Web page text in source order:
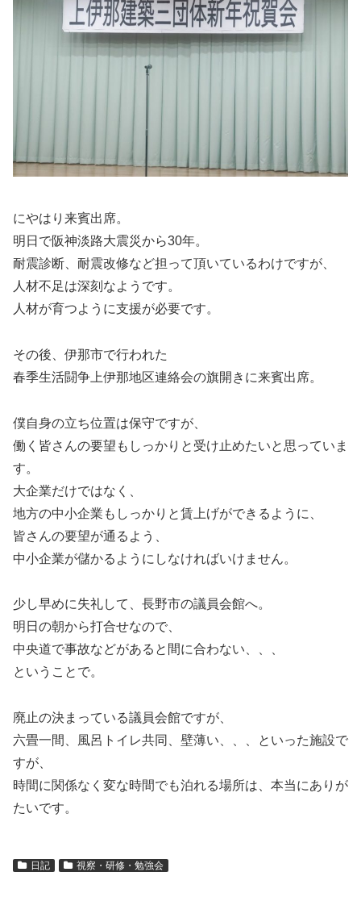
にやはり来賓出席。
明日で阪神淡路大震災から30年。
耐震診断、耐震改修など担って頂いているわけですが、
人材不足は深刻なようです。
人材が育つように支援が必要です。
その後、伊那市で行われた
春季生活闘争上伊那地区連絡会の旗開きに来賓出席。
僕自身の立ち位置は保守ですが、
働く皆さんの要望もしっかりと受け止めたいと思っていま
す。
大企業だけではなく、
地方の中小企業もしっかりと賃上げができるように、
皆さんの要望が通るよう、
中小企業が儲かるようにしなければいけません。
少し早めに失礼して、長野市の議員会館へ。
明日の朝から打合せなので、
中央道で事故などがあると間に合わない、、、
ということで。
廃止の決まっている議員会館ですが、
六畳一間、風呂トイレ共同、壁薄い、、、といった施設で
すが、
時間に関係なく変な時間でも泊れる場所は、本当にありが
たいです。
日記 視察・研修・勉強会